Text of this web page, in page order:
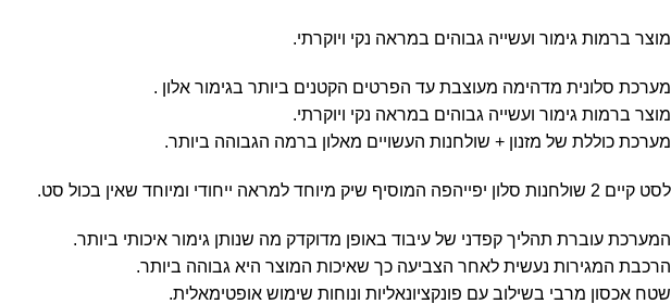
מוצר ברמות גימור ועשייה גבוהים במראה נקי ויוקרתי.
מערכת סלונית מדהימה מעוצבת עד הפרטים הקטנים ביותר בגימור אלון .
מוצר ברמות גימור ועשייה גבוהים במראה נקי ויוקרתי.
מערכת כוללת של מזנון + שולחנות העשויים מאלון ברמה הגבוהה ביותר.
לסט קיים 2 שולחנות סלון יפייהפה המוסיף שיק מיוחד למראה ייחודי ומיוחד שאין בכול סט.
המערכת עוברת תהליך קפדני של עיבוד באופן מדוקדק מה שנותן גימור איכותי ביותר.
הרכבת המגירות נעשית לאחר הצביעה כך שאיכות המוצר היא גבוהה ביותר.
שטח אכסון מרבי בשילוב עם פונקציונאליות ונוחות שימוש אופטימאלית.